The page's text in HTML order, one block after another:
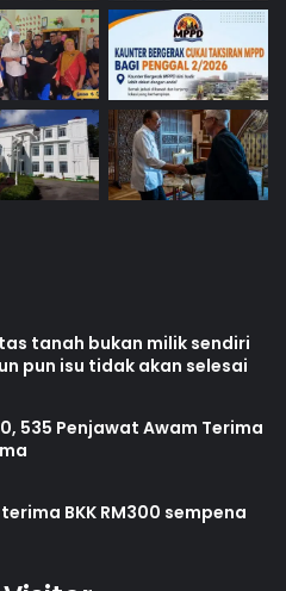
tanah bukan milik sendiri
pun isu tidak akan selesai
535 Penjawat Awam Terima
BKK RM300 sempena